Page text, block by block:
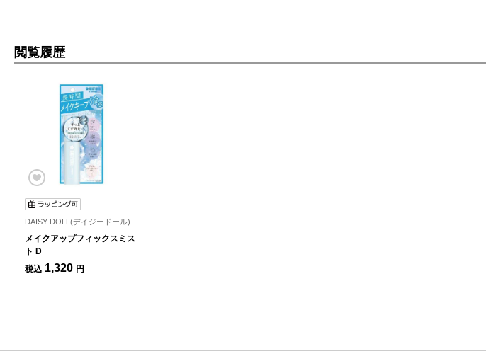
閲覧履歴
DAISY DOLL(デイジードール)
メイクアップフィックスミス
ト D
税込 1,320 円